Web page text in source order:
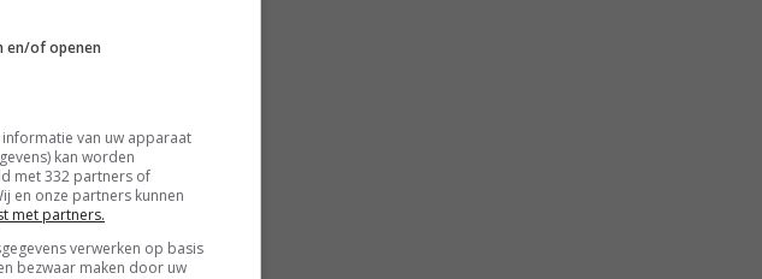
en/of openen
van uw apparaat
kan worden
met 332 partners of
en onze partners kunnen
met partners.
verwerken op basis
bezwaar maken door uw